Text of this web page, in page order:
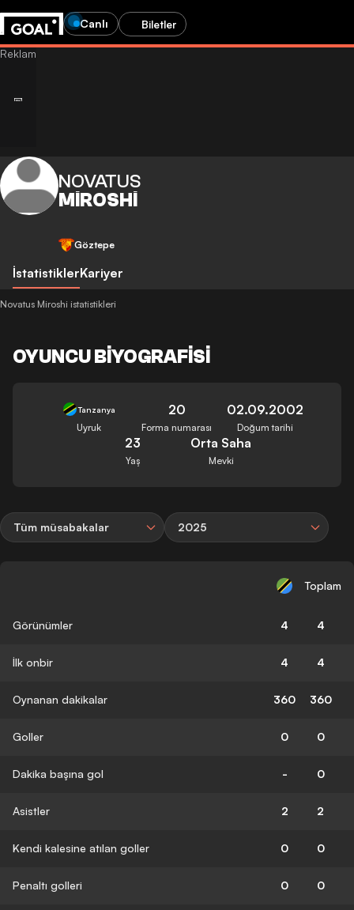
Canlı Biletler
NOVATUS
MIROSHI
Göztepe
İstatistiklerKariyer
Novatus Miroshi istatistikleri
OYUNCU BIYOGRAFISI
Tanzanya
Uyruk
20
Forma numarası
02.09.2002
Doğum tarihi
23
Yaş
Orta Saha
Mevki
Tüm müsabakalar 2025
Toplam
Görünümler 4 4
İlk onbir 4 4
Oynanan dakikalar 360 360
Goller 0 0
Dakika başına gol - 0
Asistler 2 2
Kendi kalesine atılan goller 0 0
Penaltı golleri 0 0